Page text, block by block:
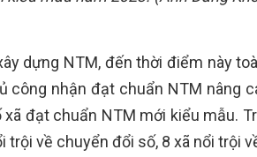
dựng NTM, đến thời điểm này
công nhận đạt chuẩn NTM nâng
đạt chuẩn NTM mới kiểu mẫu.
về chuyển đổi số, 8 xã nổi trội